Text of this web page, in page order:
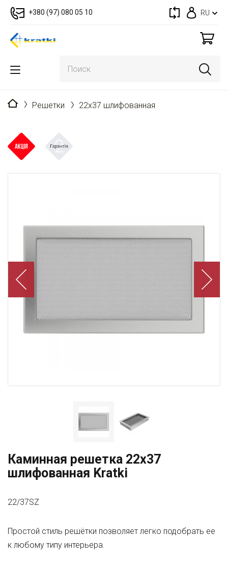
+380 (97) 080 05 10 RU
Главная
Решетки 22x37 шлифованная
Каминная решетка 22x37
шлифованная Kratki
22/37SZ
Простой стиль решётки позволяет легко подобрать ее
к любому типу интерьера.